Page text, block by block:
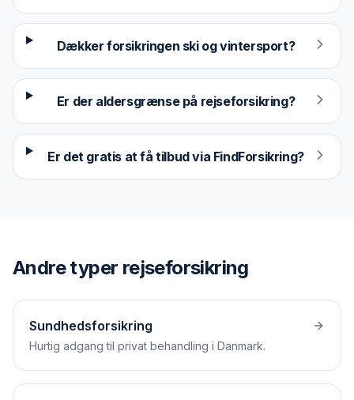
Dækker forsikringen ski og vintersport?
Er der aldersgrænse på rejseforsikring?
Er det gratis at få tilbud via FindForsikring?
Andre typer rejseforsikring
Sundhedsforsikring
Hurtig adgang til privat behandling i Danmark.